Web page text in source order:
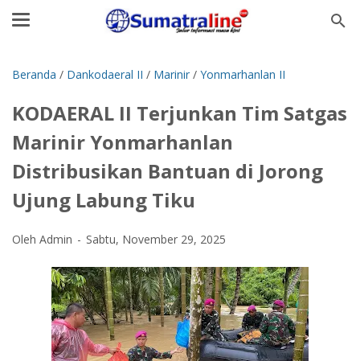
Beranda / Dankodaeral II / Marinir / Yonmarhanlan II
KODAERAL II Terjunkan Tim Satgas
Marinir Yonmarhanlan
Distribusikan Bantuan di Jorong
Ujung Labung Tiku
Oleh Admin Sabtu, November 29, 2025